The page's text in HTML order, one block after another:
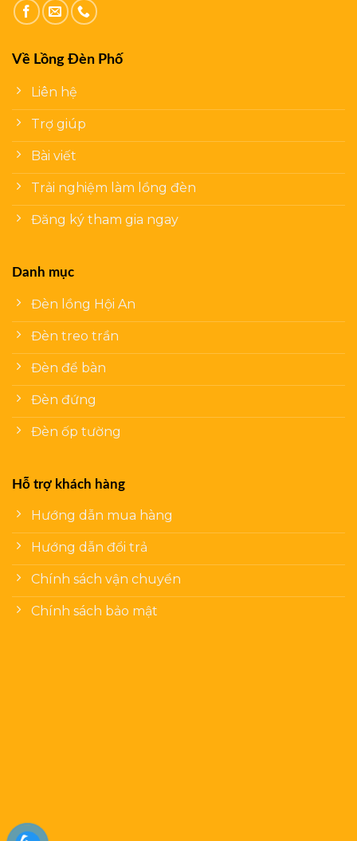
Về Lồng Đèn Phố
Liên hệ
Trợ giúp
Bài viết
Trải nghiệm làm lồng đèn
Đăng ký tham gia ngay
Danh mục
Đèn lồng Hội An
Đèn treo trần
Đèn để bàn
Đèn đứng
Đèn ốp tường
Hỗ trợ khách hàng
Hướng dẫn mua hàng
Hướng dẫn đổi trả
Chính sách vận chuyển
Chính sách bảo mật